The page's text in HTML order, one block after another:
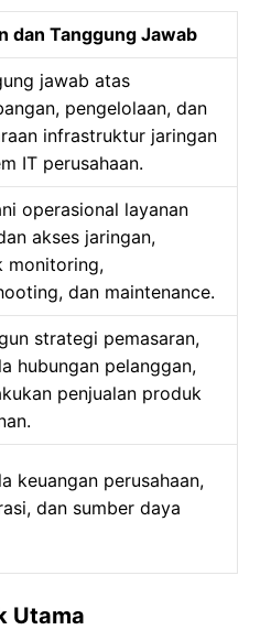
dan Tanggung Jawab
jawab atas
pengelolaan, dan
infrastruktur jaringan
IT perusahaan.
operasional layanan
akses jaringan,
monitoring,
dan maintenance.
strategi pemasaran,
hubungan pelanggan,
penjualan produk
keuangan perusahaan,
dan sumber daya
Utama